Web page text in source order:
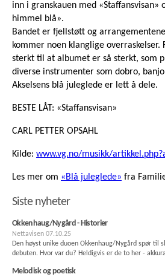
inn i granskauen med «Staffansvisan»
himmel blå».
Bandet er fjellstøtt og
kommer noen klanglige overraskelser.
sterkt til at albumet er så sterkt, som
diverse instrumenter som dobro,
Akselsens blå juleglede er lett å dele.
BESTE LÅT: «Staffansvisan»
CARL PETTER OPSAHL
Kilde: www.vg.no/musikk/
Les mer om «Blå juleglede» fra
Siste nyheter
Okkenhaug/Nygård - Historier
Nettavisen 07.10.25
Den høyst unike duoen Okkenhaug/Nygård spør til
debuten. Hvor var du? Heldigvis er de to her -
Melodisk og poetisk